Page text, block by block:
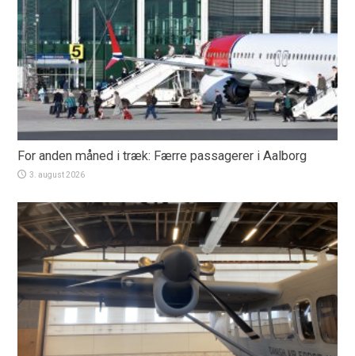
For anden måned i træk: Færre passagerer i Aalborg
3. august 2026